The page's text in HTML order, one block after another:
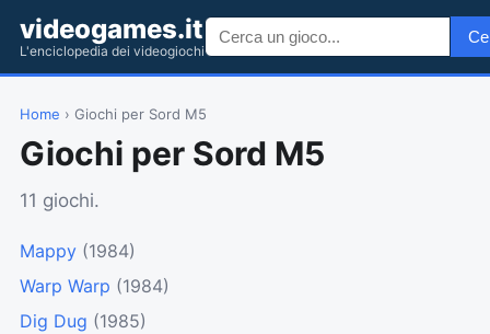
videogames.it
L'enciclopedia dei videogiochi
Home › Giochi per Sord M5
Giochi per Sord M5
11 giochi.
Mappy (1984)
Warp Warp (1984)
Dig Dug (1985)